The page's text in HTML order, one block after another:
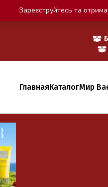
ГлавнаяКаталогМир
Зареєструйтесь та